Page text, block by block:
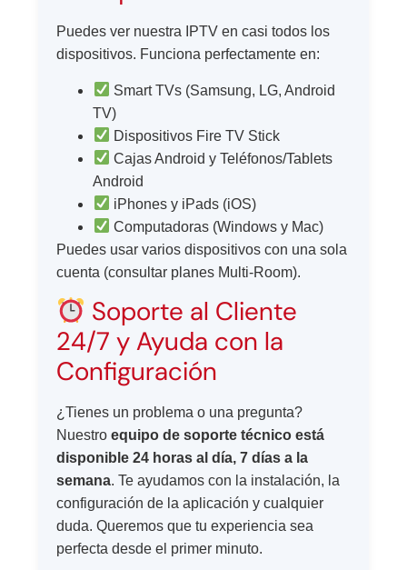
Puedes ver nuestra IPTV en casi todos los
dispositivos. Funciona perfectamente en:
Smart TVs (Samsung, LG, Android
TV)
Dispositivos Fire TV Stick
Cajas Android y Teléfonos/Tablets
Android
iPhones y iPads (iOS)
Computadoras (Windows y Mac)
Puedes usar varios dispositivos con una sola
cuenta (consultar planes Multi-Room).
Soporte al Cliente
24/7 y Ayuda con la
Configuración
¿Tienes un problema o una pregunta?
Nuestroequipo de soporte técnico está
disponible 24 horas al día, 7 días a la
semana. Te ayudamos con la instalación, la
configuración de la aplicación y cualquier
duda. Queremos que tu experiencia sea
perfecta desde el primer minuto.